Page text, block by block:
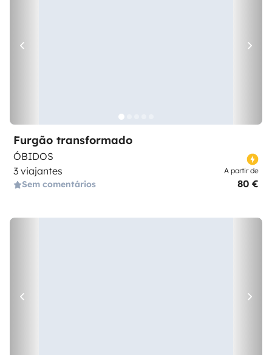
Furgão transformado
ÓBIDOS
3 viajantes
Sem comentários
A partir de
80 €